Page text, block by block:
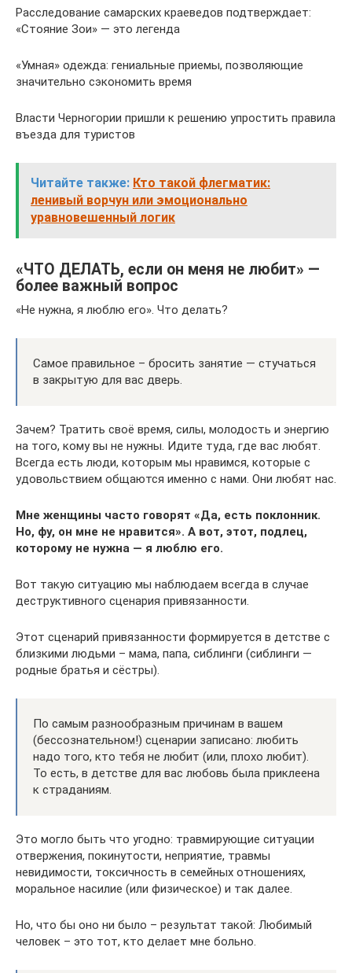
Расследование самарских краеведов подтверждает:
«Стояние Зои» — это легенда
«Умная» одежда: гениальные приемы, позволяющие
значительно сэкономить время
Власти Черногории пришли к решению упростить правила
въезда для туристов
Читайте также: Кто такой флегматик:
ленивый ворчун или эмоционально
уравновешенный логик
«ЧТО ДЕЛАТЬ, если он меня не любит» —
более важный вопрос
«Не нужна, я люблю его». Что делать?
Самое правильное – бросить занятие — стучаться
в закрытую для вас дверь.
Зачем? Тратить своё время, силы, молодость и энергию
на того, кому вы не нужны. Идите туда, где вас любят.
Всегда есть люди, которым мы нравимся, которые с
удовольствием общаются именно с нами. Они любят нас.
Мне женщины часто говорят «Да, есть поклонник.
Но, фу, он мне не нравится». А вот, этот, подлец,
которому не нужна — я люблю его.
Вот такую ситуацию мы наблюдаем всегда в случае
деструктивного сценария привязанности.
Этот сценарий привязанности формируется в детстве с
близкими людьми – мама, папа, сиблинги (сиблинги —
родные братья и сёстры).
По самым разнообразным причинам в вашем
(бессознательном!) сценарии записано: любить
надо того, кто тебя не любит (или, плохо любит).
То есть, в детстве для вас любовь была приклеена
к страданиям.
Это могло быть что угодно: травмирующие ситуации
отвержения, покинутости, неприятие, травмы
невидимости, токсичность в семейных отношениях,
моральное насилие (или физическое) и так далее.
Но, что бы оно ни было – результат такой: Любимый
человек – это тот, кто делает мне больно.